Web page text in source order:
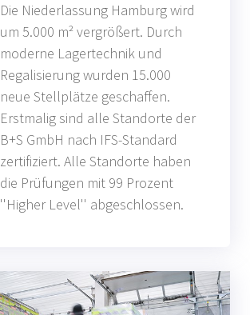
Die Niederlassung Hamburg wird
um 5.000 m² vergrößert. Durch
moderne Lagertechnik und
Regalisierung wurden 15.000
neue Stellplätze geschaffen.
Erstmalig sind alle Standorte der
B+S GmbH nach IFS-Standard
zertifiziert. Alle Standorte haben
die Prüfungen mit 99 Prozent
''Higher Level'' abgeschlossen.